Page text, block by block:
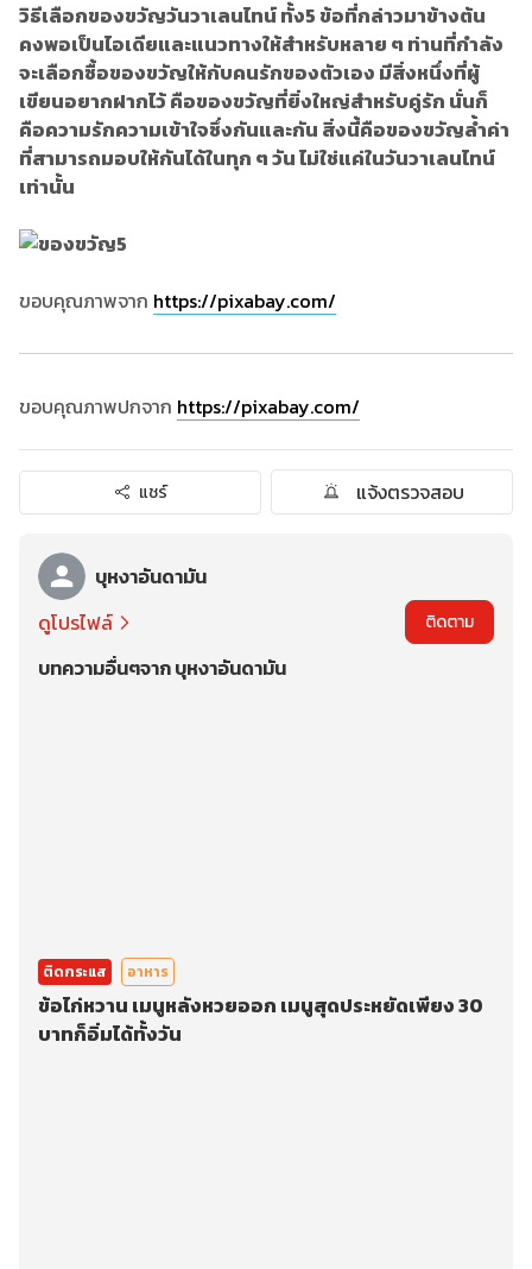
วิธีเลือกของขวัญวันวาเลนไทน์ ทั้ง5 ข้อที่กล่าวมาข้างต้น
คงพอเป็นไอเดียและแนวทางให้สำหรับหลาย ๆ ท่านที่กำลัง
จะเลือกซื้อของขวัญให้กับคนรักของตัวเอง มีสิ่งหนึ่งที่ผู้
เขียนอยากฝากไว้ คือของขวัญที่ยิ่งใหญ่สำหรับคู่รัก นั่นก็
คือความรักความเข้าใจซึ่งกันและกัน สิ่งนี้คือของขวัญล้ำค่า
ที่สามารถมอบให้กันได้ในทุก ๆ วัน ไม่ใช่แค่ในวันวาเลนไทน์
เท่านั้น
ขอบคุณภาพจาก https://pixabay.com/
ขอบคุณภาพปกจาก https://pixabay.com/
แชร์ แจ้งตรวจสอบ
บุหงาอันดามัน
ดูโปรไฟล์
ติดตาม
บทความอื่นๆจาก บุหงาอันดามัน
ติดกระแส อาหาร
ข้อไก่หวาน เมนูหลังหวยออก เมนูสุดประหยัดเพียง 30
บาทก็อิ่มได้ทั้งวัน